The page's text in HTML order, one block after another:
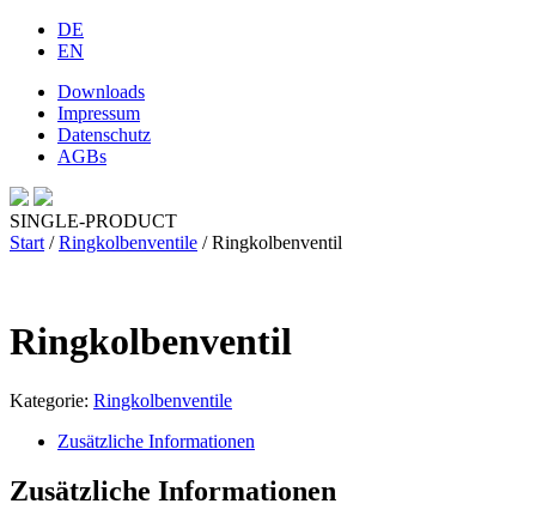
DE
EN
Downloads
Impressum
Datenschutz
AGBs
SINGLE-PRODUCT
Start /Ringkolbenventile / Ringkolbenventil
Ringkolbenventil
Kategorie: Ringkolbenventile
Zusätzliche Informationen
Zusätzliche Informationen